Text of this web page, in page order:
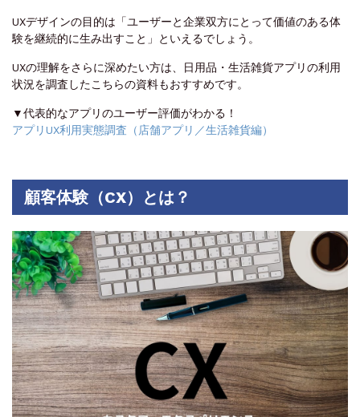
UXデザインの目的は「ユーザーと企業双方にとって価値のある体
験を継続的に生み出すこと」といえるでしょう。
UXの理解をさらに深めたい方は、日用品・生活雑貨アプリの利用
状況を調査したこちらの資料もおすすめです。
▼代表的なアプリのユーザー評価がわかる！
アプリUX利用実態調査（店舗アプリ／生活雑貨編）
顧客体験（CX）とは？